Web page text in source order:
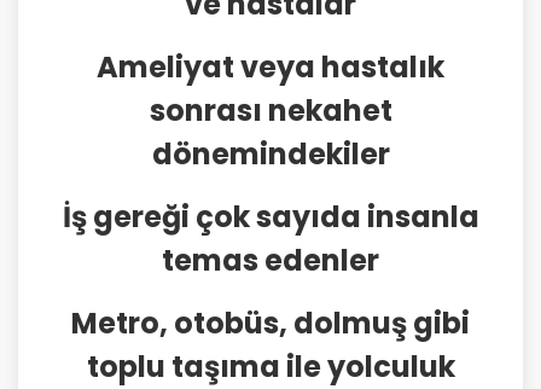
Ameliyat veya hastalık
sonrası nekahet
dönemindekiler
İş gereği çok sayıda insanla
temas edenler
Metro, otobüs, dolmuş gibi
toplu taşıma ile yolculuk